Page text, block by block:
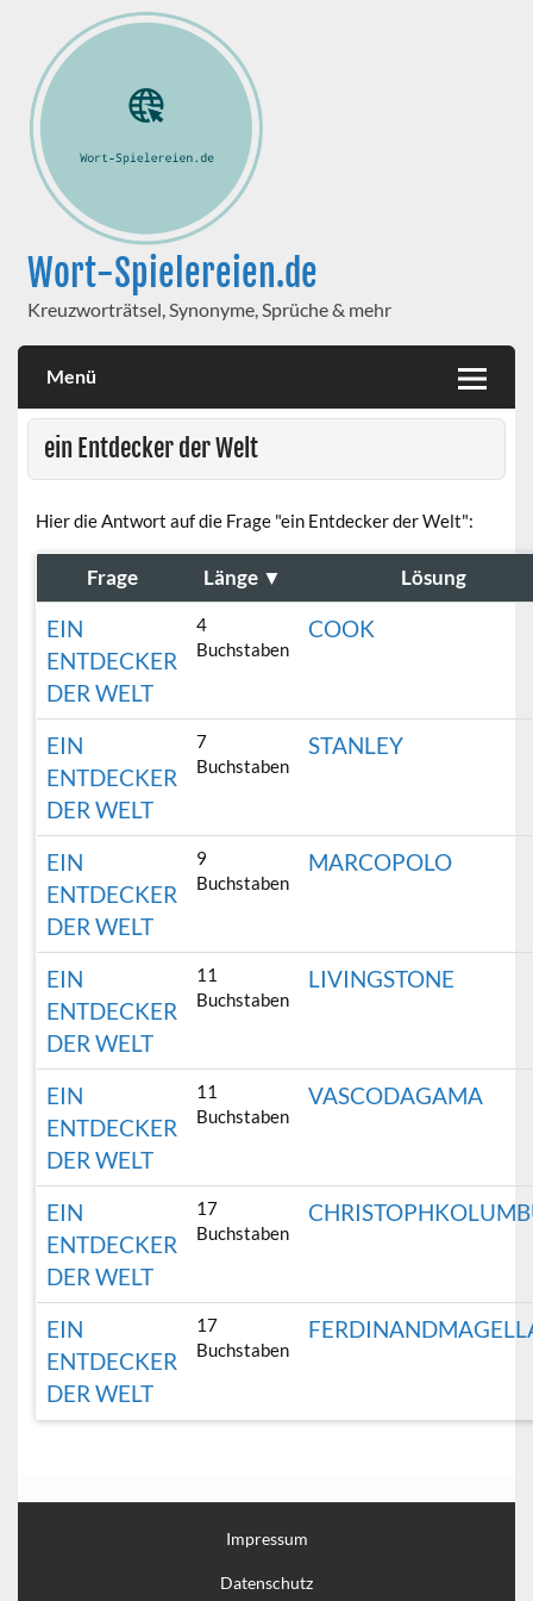
Wort-Spielereien.de
Kreuzworträtsel, Synonyme, Sprüche & mehr
Menü
ein Entdecker der Welt
Hier die Antwort auf die Frage "ein Entdecker der Welt":
Frage Länge ▼ Lösung
EIN
ENTDECKER
DER WELT
4
Buchstaben
COOK
EIN
ENTDECKER
DER WELT
7
Buchstaben
STANLEY
EIN
ENTDECKER
DER WELT
9
Buchstaben
MARCOPOLO
EIN
ENTDECKER
DER WELT
11
Buchstaben
LIVINGSTONE
EIN
ENTDECKER
DER WELT
11
Buchstaben
VASCODAGAMA
EIN
ENTDECKER
DER WELT
17
Buchstaben
EIN
ENTDECKER
DER WELT
17
Buchstaben
Impressum
Datenschutz